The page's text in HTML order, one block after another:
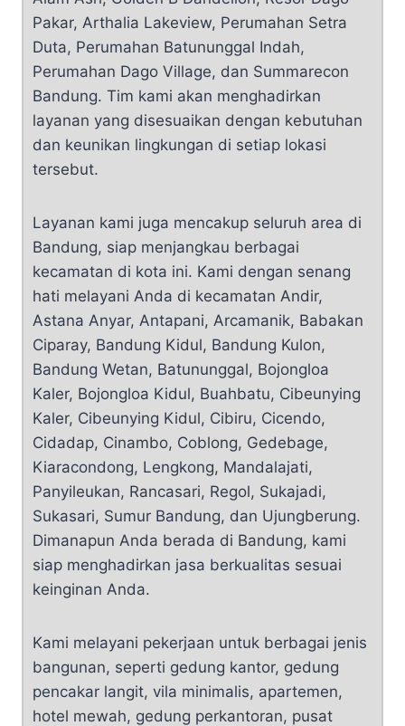
Pakar, Arthalia Lakeview, Perumahan Setra
Duta, Perumahan Batununggal Indah,
Perumahan Dago Village, dan Summarecon
Bandung. Tim kami akan menghadirkan
layanan yang disesuaikan dengan kebutuhan
dan keunikan lingkungan di setiap lokasi
tersebut.
Layanan kami juga mencakup seluruh area di
Bandung, siap menjangkau berbagai
kecamatan di kota ini. Kami dengan senang
hati melayani Anda di kecamatan Andir,
Astana Anyar, Antapani, Arcamanik, Babakan
Ciparay, Bandung Kidul, Bandung Kulon,
Bandung Wetan, Batununggal, Bojongloa
Kaler, Bojongloa Kidul, Buahbatu, Cibeunying
Kaler, Cibeunying Kidul, Cibiru, Cicendo,
Cidadap, Cinambo, Coblong, Gedebage,
Kiaracondong, Lengkong, Mandalajati,
Panyileukan, Rancasari, Regol, Sukajadi,
Sukasari, Sumur Bandung, dan Ujungberung.
Dimanapun Anda berada di Bandung, kami
siap menghadirkan jasa berkualitas sesuai
keinginan Anda.
Kami melayani pekerjaan untuk berbagai jenis
bangunan, seperti gedung kantor, gedung
pencakar langit, vila minimalis, apartemen,
hotel mewah, gedung perkantoran, pusat